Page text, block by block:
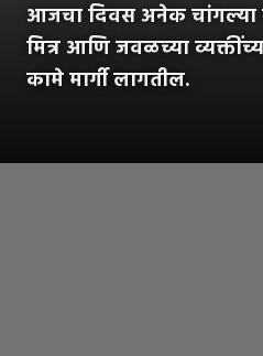
आजचा दिवस अनेक
मित्र आणि जवळच्या
कामे मार्गी लागतील.